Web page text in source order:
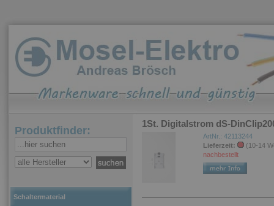
Produktfinder:
Schaltermaterial
1St. Digitalstrom dS-
ArtNr.: 42113244
Lieferzeit:
(10-14
nachbestellt